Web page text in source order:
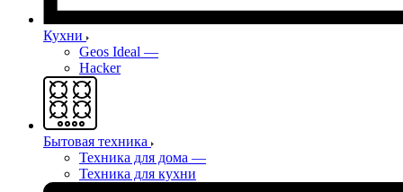
Кухни
Geos Ideal —
Hacker
Бытовая техника
Техника для дома —
Техника для кухни